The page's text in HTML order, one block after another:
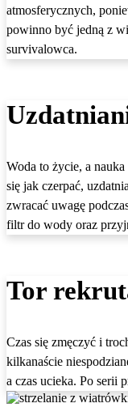
atmosferycznych,
powinno być jedną z
survivalowca.
Woda to życie, a
się jak czerpać,
zwracać uwagę
filtr do wody oraz
Tor
Czas się zmęczyć i
kilkanaście
a czas ucieka. Po serii